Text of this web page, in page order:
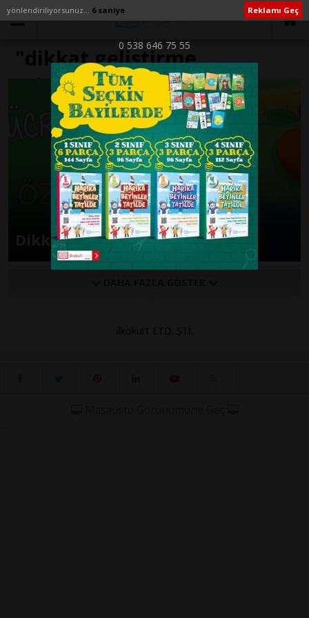
yönlendiriliyorsunuz... 6 saniye Reklamı Geç
0 538 646 75 55
"dikkat geliştirme
etkinlikleri" ile İlişikli
yazılar
Dikkat Gelişimi Etkinliği